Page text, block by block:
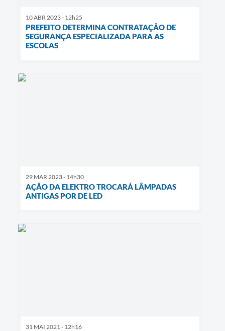
10 ABR 2023 - 12h25
PREFEITO DETERMINA CONTRATAÇÃO DE
SEGURANÇA ESPECIALIZADA PARA AS
ESCOLAS
29 MAR 2023 - 14h30
AÇÃO DA ELEKTRO TROCARÁ LÂMPADAS
ANTIGAS POR DE LED
31 MAI 2021 - 12h16